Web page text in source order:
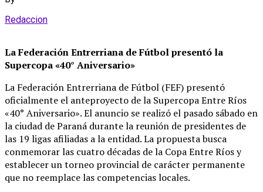
Redaccion
La Federación Entrerriana de Fútbol presentó la
Supercopa «40° Aniversario»
La Federación Entrerriana de Fútbol (FEF) presentó
oficialmente el anteproyecto de la Supercopa Entre Ríos
«40° Aniversario». El anuncio se realizó el pasado sábado en
la ciudad de Paraná durante la reunión de presidentes de
las 19 ligas afiliadas a la entidad. La propuesta busca
conmemorar las cuatro décadas de la Copa Entre Ríos y
establecer un torneo provincial de carácter permanente
que no reemplace las competencias locales.